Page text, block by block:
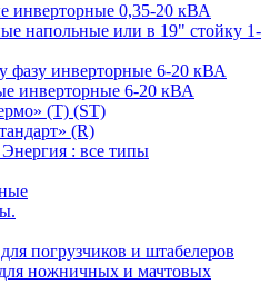
инверторные 0,35-20 кВА
напольные или в 19" стойку 1-
фазу инверторные 6-20 кВА
инверторные 6-20 кВА
(T) (ST)
(R)
: все типы
погрузчиков и штабелеров
ножничных и мачтовых